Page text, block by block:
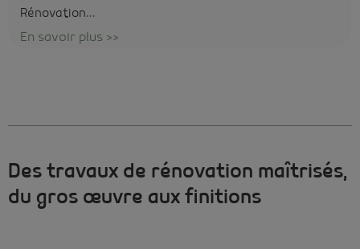
Rénovation...
En savoir plus >>
Des travaux de rénovation maîtrisés,
du gros œuvre aux finitions